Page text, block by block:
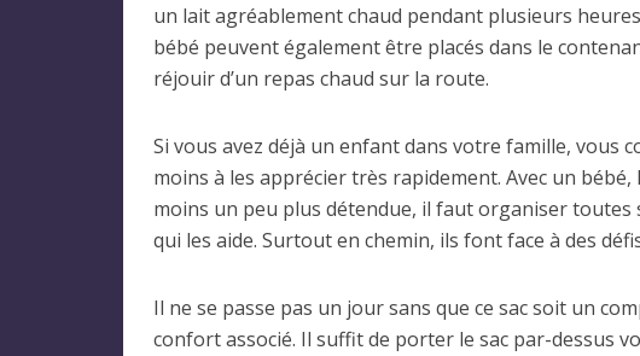
un lait agréablement chaud pendant plusieurs
bébé peuvent également être placés dans le
réjouir d’un repas chaud sur la route.
Si vous avez déjà un enfant dans votre famille, vous
moins à les apprécier très rapidement. Avec un
moins un peu plus détendue, il faut organiser
qui les aide. Surtout en chemin, ils font face à des
Il ne se passe pas un jour sans que ce sac soit un
confort associé. Il suffit de porter le sac par-dessus